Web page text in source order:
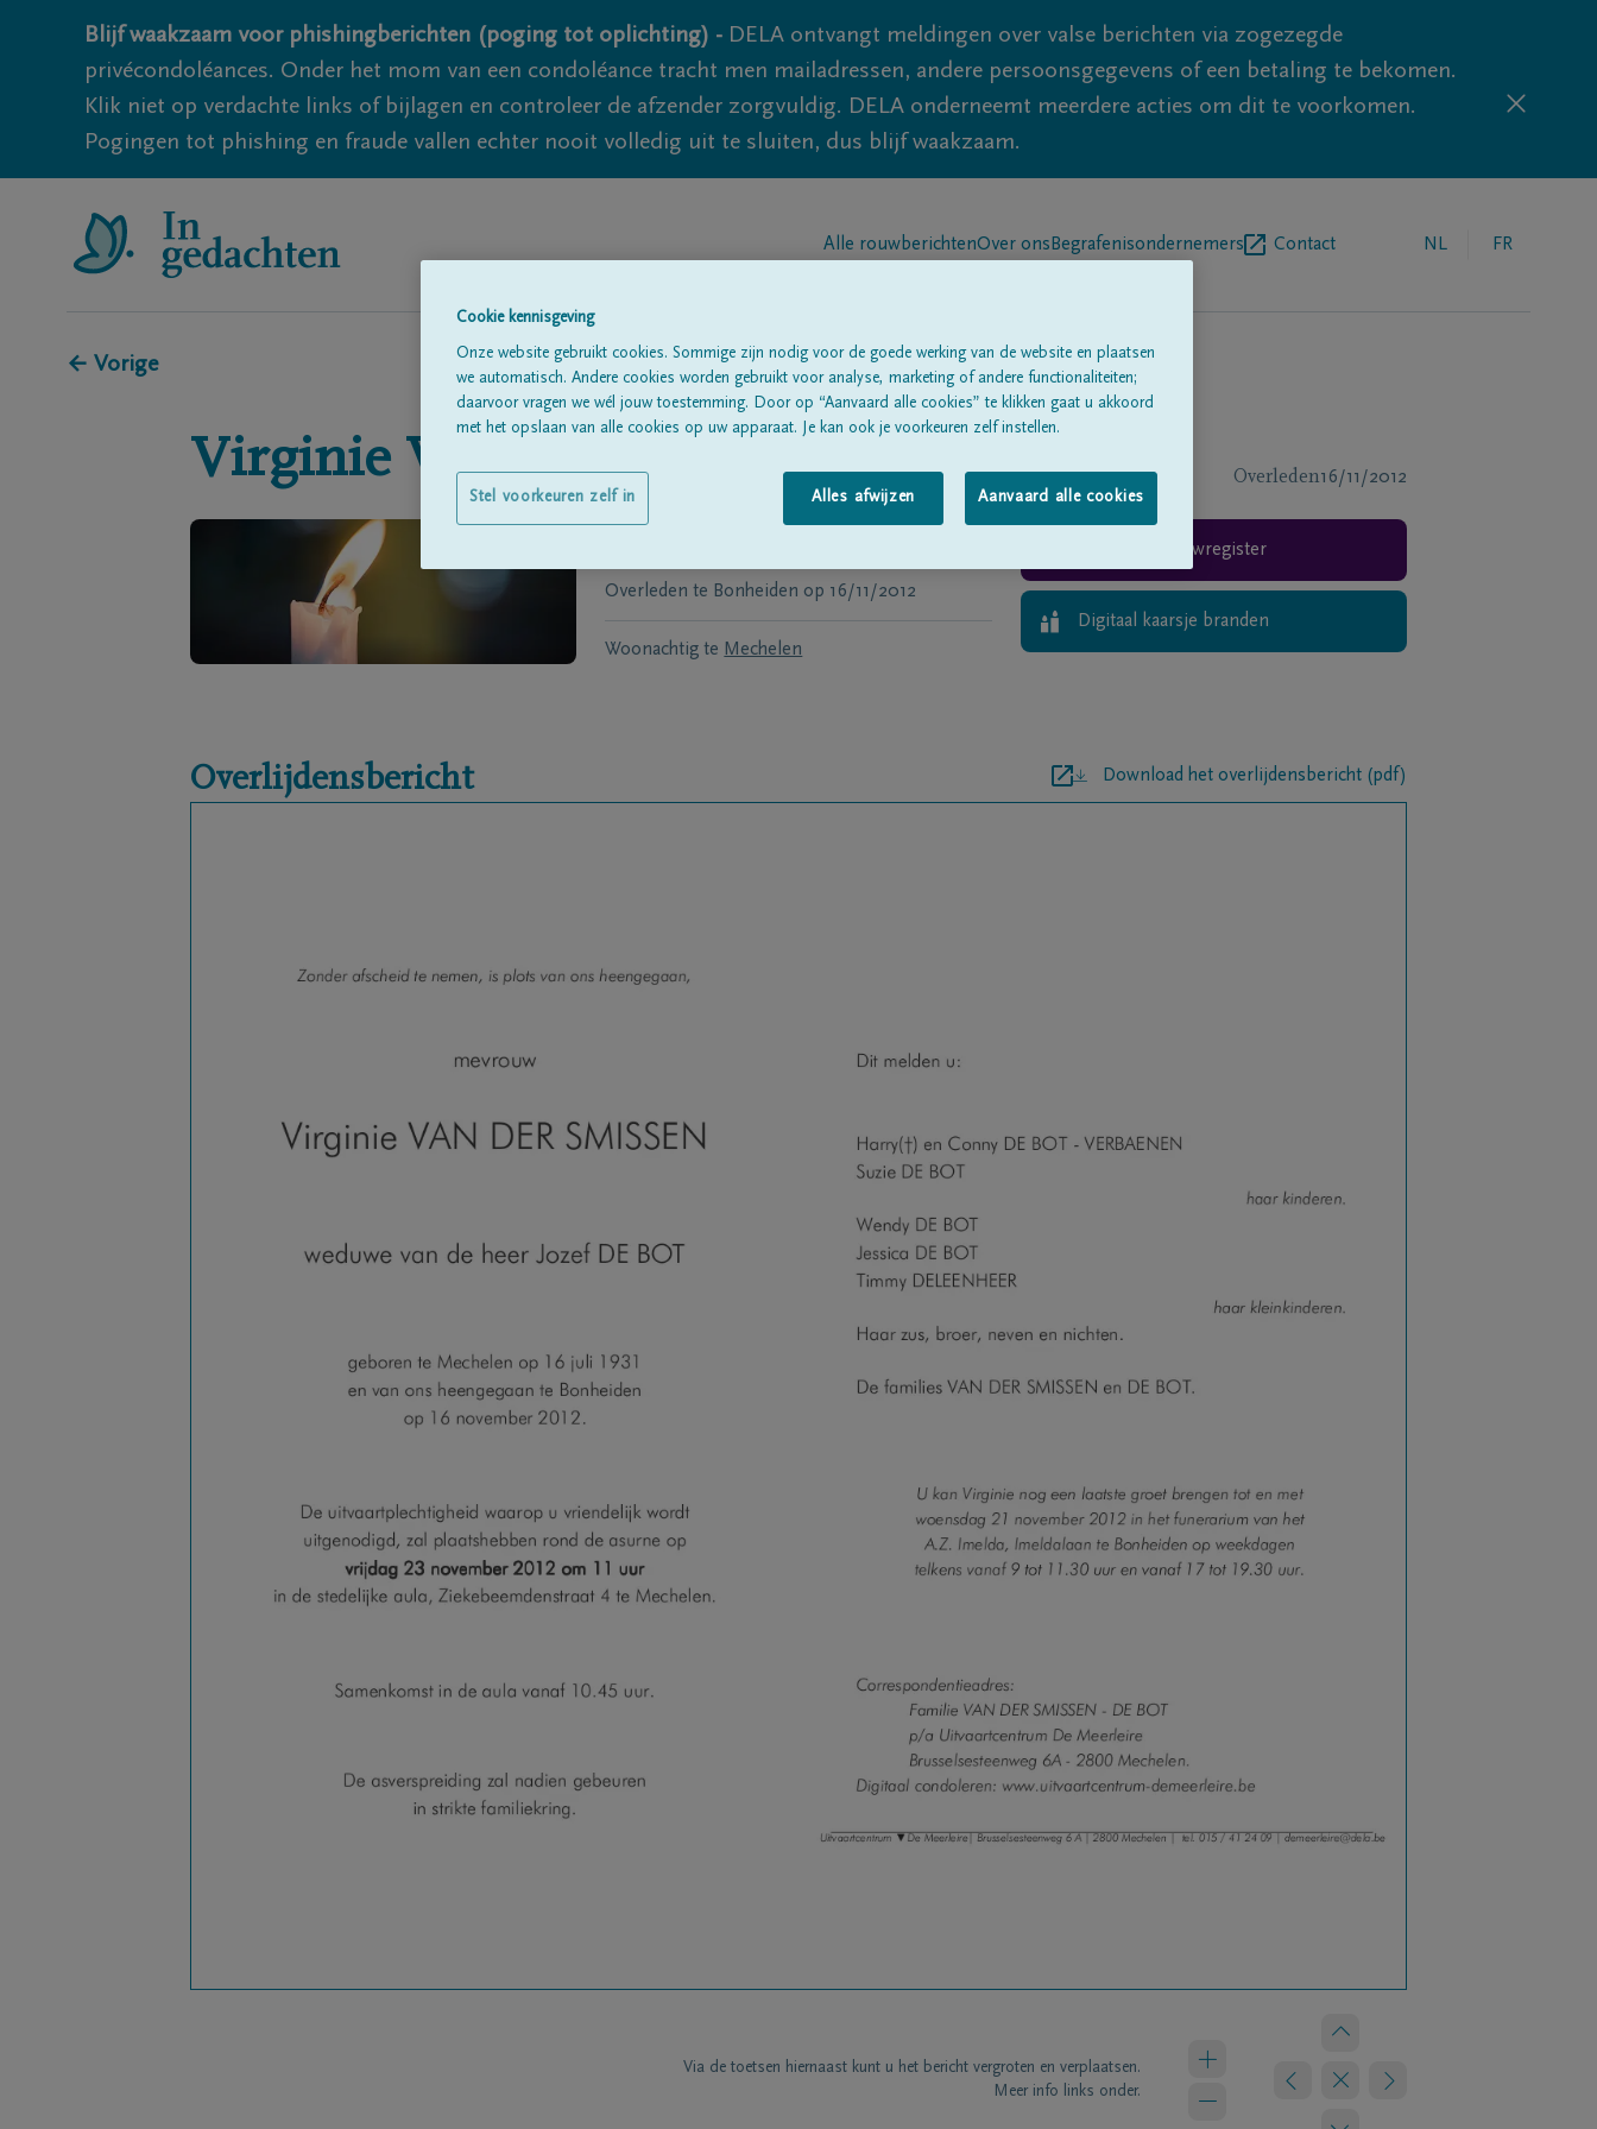
Blijf waakzaam voor phishingberichten (poging tot oplichting) - DELA ontvangt meldingen over valse berichten via zogezegde
privécondoléances. Onder het mom van een condoléance tracht men mailadressen, andere persoonsgegevens of een betaling te bekomen.
Klik niet op verdachte links of bijlagen en controleer de afzender zorgvuldig. DELA onderneemt meerdere acties om dit te voorkomen.
Pogingen tot phishing en fraude vallen echter nooit volledig uit te sluiten, dus blijf waakzaam.
Alle rouwberichtenOver ons Begrafenisondernemers Contact NL FR
← Vorige
Virginie VAN DER SMISSEN Overleden16/11/2012
Overleden te Bonheiden op 16/11/2012
Woonachtig te Mechelen
Rouwregister
Digitaal kaarsje branden
Overlijdensbericht Download het overlijdensbericht (pdf)
Via de toetsen hiernaast kunt u het bericht vergroten en verplaatsen.
Meer info links onder.
Cookie kennisgeving
Onze website gebruikt cookies. Sommige zijn nodig voor de goede werking van de website en plaatsen
we automatisch. Andere cookies worden gebruikt voor analyse, marketing of andere functionaliteiten;
daarvoor vragen we wél jouw toestemming. Door op “Aanvaard alle cookies” te klikken gaat u akkoord
met het opslaan van alle cookies op uw apparaat. Je kan ook je voorkeuren zelf instellen.
Alles afwijzen Aanvaard alle cookies
Stel voorkeuren zelf in